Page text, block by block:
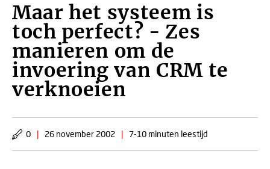
Maar het systeem is
toch perfect? - Zes
manieren om de
invoering van CRM te
verknoeien
0 | 26 november 2002 | 7-10 minuten leestijd